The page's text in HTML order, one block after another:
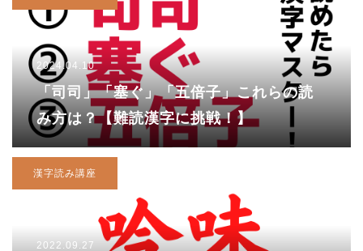
2024.04.10
「司司」「塞ぐ」「五倍子」これらの読
み方は？【難読漢字に挑戦！】
漢字読み講座
2022.09.27